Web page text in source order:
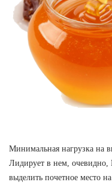
Минимальная нагрузка на
Лидирует в нем,
выделить почетное место